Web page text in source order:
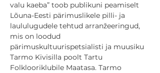
valu kaeba” toob publikuni peamiselt
Lõuna-Eesti pärimuslikele pilli- ja
laululugudele tehtud arranžeeringud,
mis on loodud
pärimuskultuurispetsialisti ja muusiku
Tarmo Kivisilla poolt Tartu
Folklooriklubile Maatasa. Tarmo